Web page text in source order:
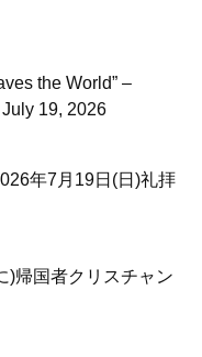
the World” –
19, 2026
年7月19日(日)礼拝
)帰国者クリスチャン